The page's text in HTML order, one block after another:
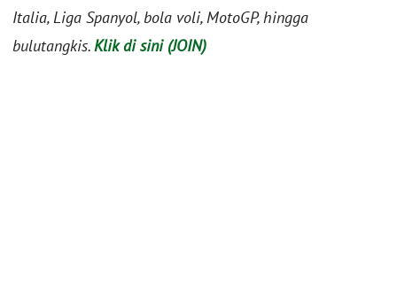
Italia, Liga Spanyol, bola voli, MotoGP, hingga
bulutangkis.Klik di sini (JOIN)